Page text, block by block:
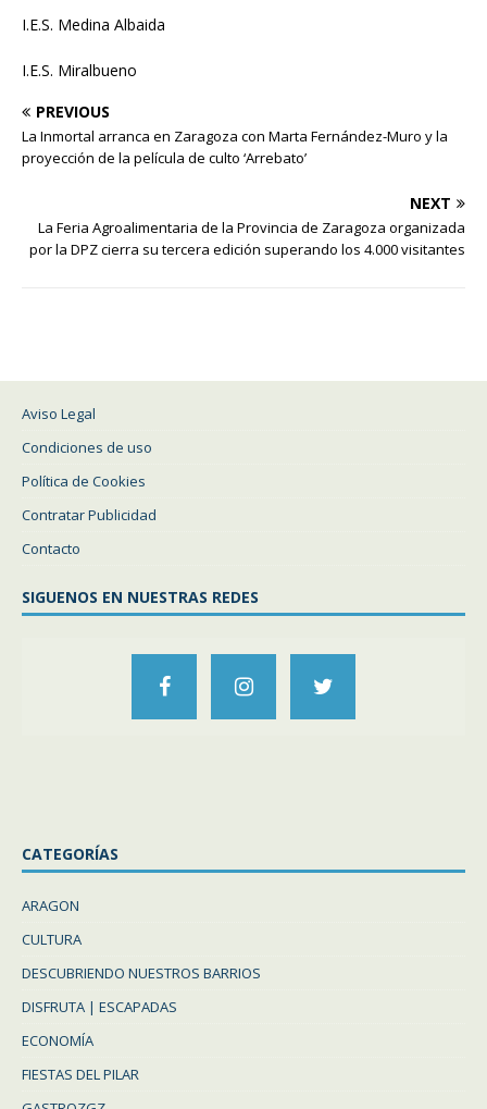
I.E.S. Medina Albaida
I.E.S. Miralbueno
PREVIOUS
La Inmortal arranca en Zaragoza con Marta Fernández-Muro y la
proyección de la película de culto ‘Arrebato’
NEXT
La Feria Agroalimentaria de la Provincia de Zaragoza organizada
por la DPZ cierra su tercera edición superando los 4.000 visitantes
Aviso Legal
Condiciones de uso
Política de Cookies
Contratar Publicidad
Contacto
SIGUENOS EN NUESTRAS REDES
CATEGORÍAS
ARAGON
CULTURA
DESCUBRIENDO NUESTROS BARRIOS
DISFRUTA | ESCAPADAS
ECONOMÍA
FIESTAS DEL PILAR